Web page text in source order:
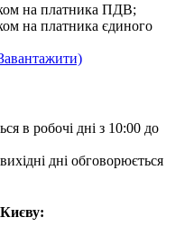
на платника ПДВ;
на платника єдиного
в робочі дні з 10:00 до
дні обговорюється